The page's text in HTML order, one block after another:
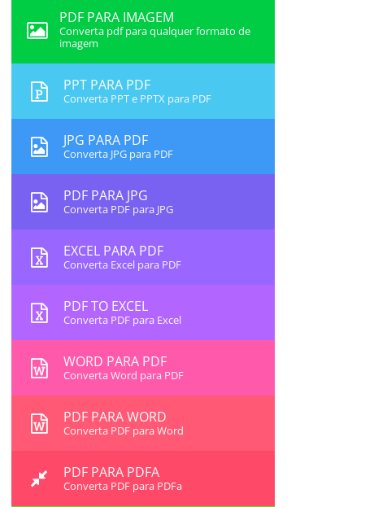
PDF PARA IMAGEM
Converta pdf para qualquer formato de
imagem
PPT PARA PDF
Converta PPT e PPTX para PDF
JPG PARA PDF
Converta JPG para PDF
PDF PARA JPG
Converta PDF para JPG
EXCEL PARA PDF
Converta Excel para PDF
PDF TO EXCEL
Converta PDF para Excel
WORD PARA PDF
Converta Word para PDF
PDF PARA WORD
Converta PDF para Word
PDF PARA PDFA
Converta PDF para PDFa